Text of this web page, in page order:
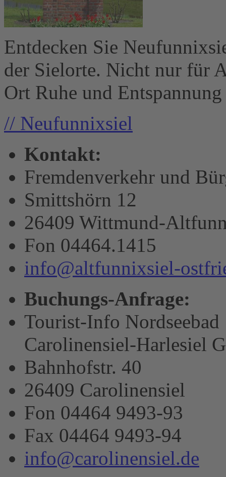
Entdecken Sie
der Sielorte. Nicht nur für
Ort Ruhe und
// Neufunnixsiel
Kontakt:
Fremdenverkehr und
Smittshörn 12
26409 Wittmund-
Fon 04464.1415
info@altfunnixsiel-
Buchungs-Anfrage:
Tourist-Info Nordseebad
Carolinensiel-Harlesiel
Bahnhofstr. 40
26409 Carolinensiel
Fon 04464 9493-93
Fax 04464 9493-94
info@carolinensiel.de